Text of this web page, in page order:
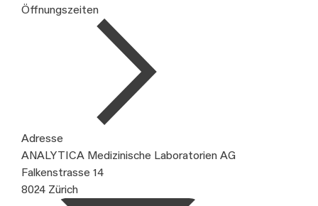
Öffnungszeiten
Adresse
ANALYTICA Medizinische Laboratorien AG
Falkenstrasse 14
8024 Zürich